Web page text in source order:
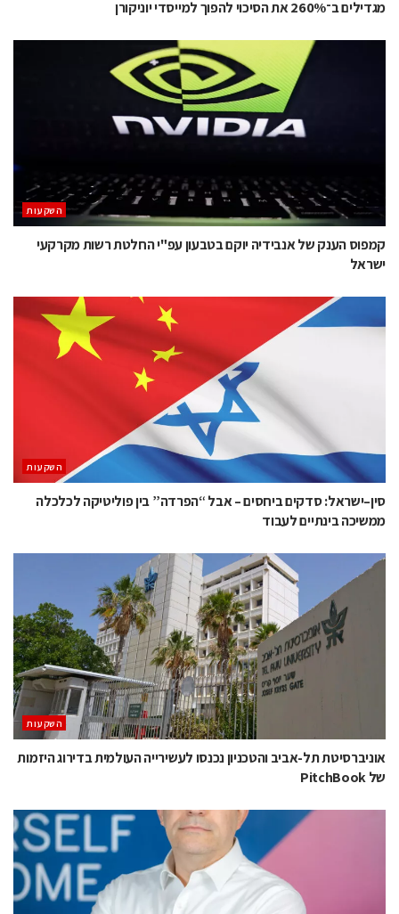
מגדילים ב־260% את הסיכוי להפוך למייסדי יוניקורן
השקעות
קמפוס הענק של אנבידיה יוקם בטבעון עפ"י החלטת רשות מקרקעי
ישראל
השקעות
סין–ישראל: סדקים ביחסים – אבל “הפרדה” בין פוליטיקה לכלכלה
ממשיכה בינתיים לעבוד
השקעות
אוניברסיטת תל-אביב והטכניון נכנסו לעשירייה העולמית בדירוג היזמות
של PitchBook